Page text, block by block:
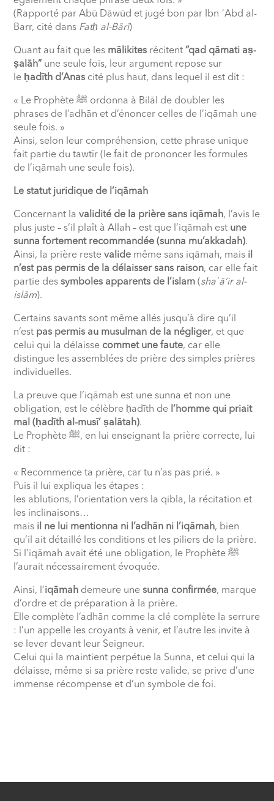
(Rapporté par Abū Dāwūd et jugé bon par Ibn ʿAbd al-
Barr, cité dans Fatḥ al-Bārī)
Quant au fait que les mālikites récitent“qad qāmati aṣ-
ṣalāh” une seule fois, leur argument repose sur
le ḥadīth d’Anas cité plus haut, dans lequel il est dit :
« Le Prophète ﷺ ordonna à Bilāl de doubler les
phrases de l’adhān et d’énoncer celles de l’iqāmah une
seule fois. »
Ainsi, selon leur compréhension, cette phrase unique
fait partie du tawtīr (le fait de prononcer les formules
de l’iqāmah une seule fois).
Le statut juridique de l’iqāmah
Concernant lavalidité de la prière sans iqāmah, l’avis le
plus juste – s’il plaît à Allah – est que l’iqāmah est une
sunna fortement recommandée (sunna mu’akkadah).
Ainsi, la prière restevalide même sans iqāmah, mais il
n’est pas permis de la délaisser sans raison, car elle fait
partie dessymboles apparents de l’islam (shaʿā’ir al-
islām).
Certains savants sont même allés jusqu’à dire qu’il
n’est pas permis au musulman de la négliger, et que
celui qui la délaisse commet une faute, car elle
distingue les assemblées de prière des simples prières
individuelles.
La preuve que l’iqāmah est une sunna et non une
obligation, est le célèbre ḥadīth de l’homme qui priait
mal (ḥadīth al-musī’ ṣalātah).
Le Prophète ﷺ, en lui enseignant la prière correcte, lui
dit :
« Recommence ta prière, car tu n’as pas prié. »
Puis il lui expliqua les étapes :
les ablutions, l’orientation vers la qibla, la récitation et
les inclinaisons…
mais il ne lui mentionna ni l’adhān ni l’iqāmah, bien
qu’il ait détaillé les conditions et les piliers de la prière.
Si l’iqāmah avait été une obligation, le Prophète ﷺ
l’aurait nécessairement évoquée.
Ainsi, l’iqāmah demeure unesunna confirmée, marque
d’ordre et de préparation à la prière.
Elle complète l’adhān comme la clé complète la serrure
: l’un appelle les croyants à venir, et l’autre les invite à
se lever devant leur Seigneur.
Celui qui la maintient perpétue la Sunna, et celui qui la
délaisse, même si sa prière reste valide, se prive d’une
immense récompense et d’un symbole de foi.